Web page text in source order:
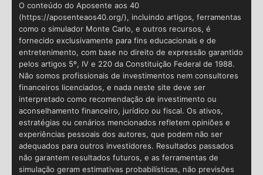
O conteúdo do Aposente aos 40
(https://aposenteaos40.org/), incluindo artigos, ferramentas
como o simulador Monte Carlo, e outros recursos, é
fornecido exclusivamente para fins educacionais e de
entretenimento, com base no direito de expressão garantido
pelos artigos 5º, IV e 220 da Constituição Federal de 1988.
Não somos profissionais de investimentos nem consultores
financeiros licenciados, e nada neste site deve ser
interpretado como recomendação de investimento ou
aconselhamento financeiro, jurídico ou fiscal. Os ativos,
estratégias ou cenários mencionados refletem opiniões e
experiências pessoais dos autores, que podem não ser
adequados para outros investidores. Resultados passados
não garantem resultados futuros, e as ferramentas de
simulação geram estimativas probabilísticas, não previsões